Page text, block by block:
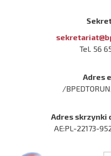
Tel. 56
Adres
/
Adres skrzynki
AE:PL-22173-